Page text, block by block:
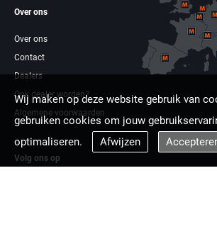
Over ons
Over ons
Contact
Dealers
Ook dealer worden?
Algemene voorwaarden
Volg ons op
Wij maken op deze website gebruik van
gebruiken cookies om jouw
optimaliseren.
Afwijzen